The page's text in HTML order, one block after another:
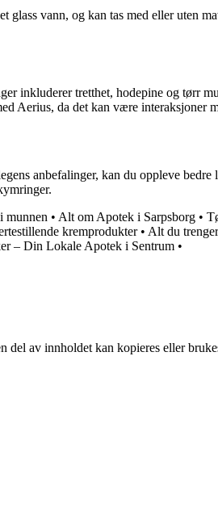
vann, og kan tas med eller uten
inkluderer tretthet, hodepine og tørr
Aerius, da det kan være interaksjoner
anbefalinger, kan du oppleve
munnen • Alt om Apotek i Sarpsborg •
kremprodukter• Alt du
– Din Lokale Apotek i Sentrum •
av innholdet kan kopieres eller